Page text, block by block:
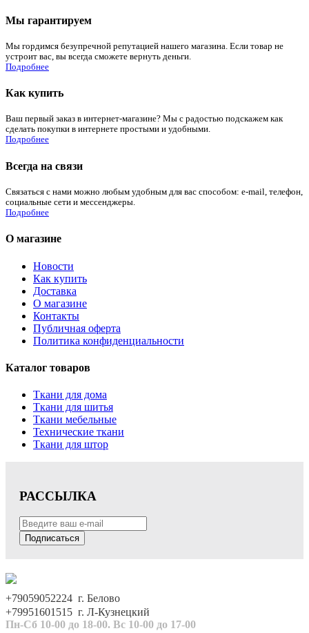
Мы гарантируем
Мы гордимся безупречной репутацией нашего магазина. Если товар не
устроит вас, вы всегда сможете вернуть деньги.
Подробнее
Как купить
Ваш первый заказ в интернет-магазине? Мы с радостью подскажем как
сделать покупки в интернете простыми и удобными.
Подробнее
Всегда на связи
Связаться с нами можно любым удобным для вас способом: e-mail, телефон,
социальные сети и мессенджеры.
Подробнее
О магазине
Новости
Как купить
Доставка
О магазине
Контакты
Публичная оферта
Политика конфиденциальности
Каталог товаров
Ткани для дома
Ткани для шитья
Ткани мебельные
Технические ткани
Ткани для штор
РАССЫЛКА
Подписаться
+79059052224 г. Белово
+79951601515 г. Л-Кузнецкий
Пн-Сб 10-00 до 18-00. Вс 10-00 до 17-00